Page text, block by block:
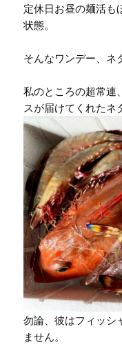
定休日お昼の麺活も
状態。
そんなワンデー、ネ
私のところの超常連
スが届けてくれたネ
勿論、彼はフィッシ
ません。